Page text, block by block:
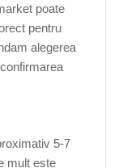
poate
pentru
alegerea
5-7
mult este